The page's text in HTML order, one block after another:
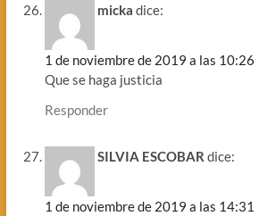
micka dice:
1 de noviembre de 2019 a las 10:26
Que se haga justicia
Responder
SILVIA ESCOBAR dice:
1 de noviembre de 2019 a las 14:31